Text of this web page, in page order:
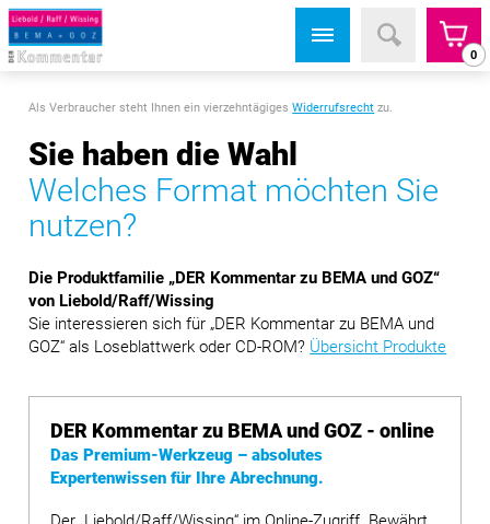
0
Als Verbraucher steht Ihnen ein vierzehntägigesWiderrufsrecht zu.
Sie haben die Wahl
Welches Format möchten Sie
nutzen?
Die Produktfamilie „DER Kommentar zu BEMA und GOZ“
von Liebold/Raff/Wissing
Sie interessieren sich für „DER Kommentar zu BEMA und
GOZ“ als Loseblattwerk oder CD-ROM? Übersicht Produkte
DER Kommentar zu BEMA und GOZ - online
Das Premium-Werkzeug – absolutes
Expertenwissen für Ihre Abrechnung.